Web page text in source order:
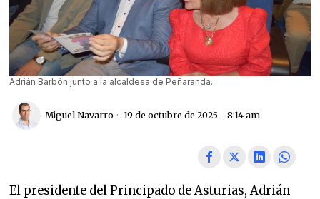
Adrián Barbón junto a la alcaldesa de Peñaranda.
Miguel Navarro 19 de octubre de 2025 - 8:14 am
El presidente del Principado de Asturias, Adrián